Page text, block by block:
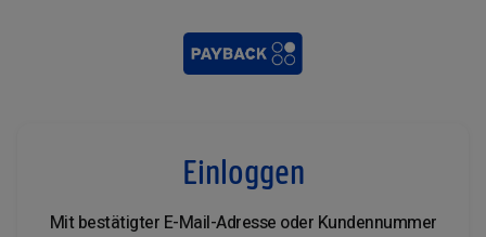
Einloggen
Mit bestätigter E-Mail-Adresse oder Kundennummer